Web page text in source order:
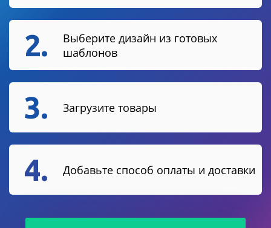
2.
Выберите дизайн из готовых
шаблонов
3. Загрузите товары
4. Добавьте способ оплаты и доставки